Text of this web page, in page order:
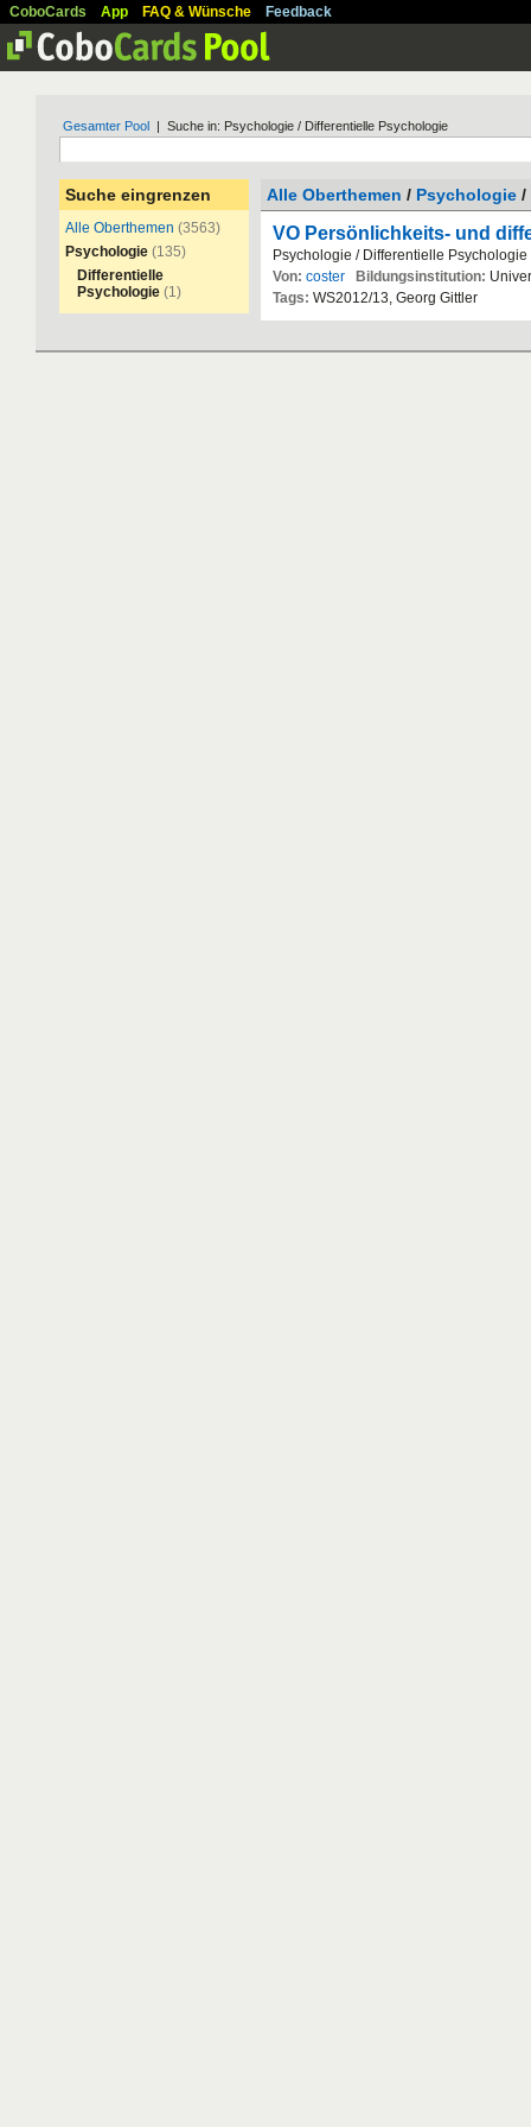
CoboCards App FAQ & Wünsche Feedback
Gesamter Pool | Suche in: Psychologie / Differentielle Psychologie
Suche eingrenzen
Alle Oberthemen (3563)
Psychologie (135)
Differentielle
Psychologie (1)
Alle Oberthemen / Psychologie /
VO Persönlichkeits- und
Psychologie / Differentielle Psychologie
Von: coster Bildungsinstitution:
Tags: WS2012/13, Georg Gittler